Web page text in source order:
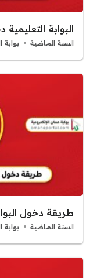
البوابة
السنة الماضية بوابة
طريقة دخول
السنة الماضية بوابة